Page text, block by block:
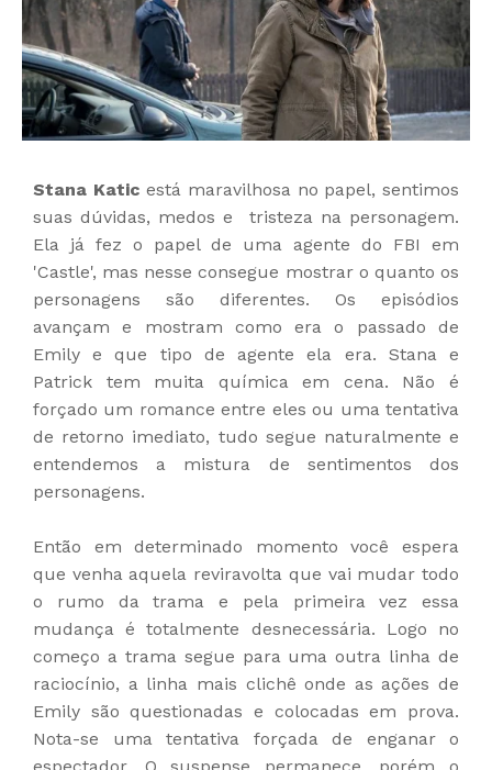
Stana Katic está maravilhosa no papel, sentimos
suas dúvidas, medos e tristeza na personagem.
Ela já fez o papel de uma agente do FBI em
'Castle', mas nesse consegue mostrar o quanto os
personagens são diferentes. Os episódios
avançam e mostram como era o passado de
Emily e que tipo de agente ela era. Stana e
Patrick tem muita química em cena. Não é
forçado um romance entre eles ou uma tentativa
de retorno imediato, tudo segue naturalmente e
entendemos a mistura de sentimentos dos
personagens.
Então em determinado momento você espera
que venha aquela reviravolta que vai mudar todo
o rumo da trama e pela primeira vez essa
mudança é totalmente desnecessária. Logo no
começo a trama segue para uma outra linha de
raciocínio, a linha mais clichê onde as ações de
Emily são questionadas e colocadas em prova.
Nota-se uma tentativa forçada de enganar o